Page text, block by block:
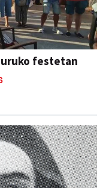
festetan